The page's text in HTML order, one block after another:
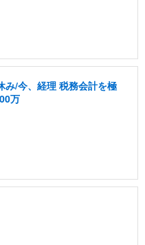
み/今、経理 税務会計を極
万